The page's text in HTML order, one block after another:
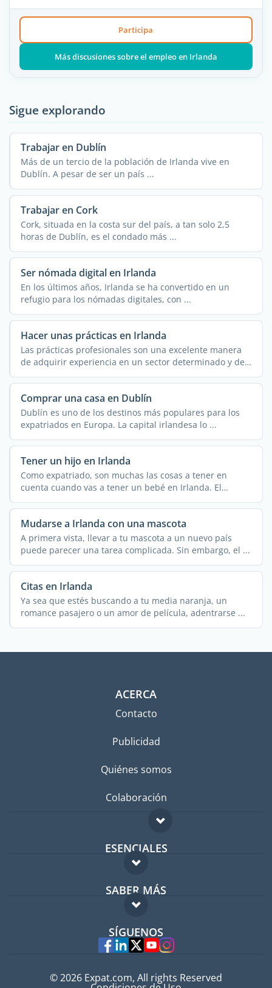
Participa
Más discusiones sobre el empleo en Irlanda
Sigue explorando
Trabajar en Dublín
Más de un tercio de la población de Irlanda vive en
Dublín. A pesar de ser un país ...
Trabajar en Cork
Cork, situada en la costa sur del país, a tan solo 2,5
horas de Dublín, es el condado más ...
Ser nómada digital en Irlanda
En los últimos años, Irlanda se ha convertido en un
refugio para los nómadas digitales, con ...
Hacer unas prácticas en Irlanda
Las prácticas profesionales son una excelente manera
de adquirir experiencia en un sector determinado y de
...
Comprar una casa en Dublín
Dublín es uno de los destinos más populares para los
expatriados en Europa. La capital irlandesa lo ...
Tener un hijo en Irlanda
Como expatriado, son muchas las cosas a tener en
cuenta cuando vas a tener un bebé en Irlanda. El
entorno ...
Mudarse a Irlanda con una mascota
A primera vista, llevar a tu mascota a un nuevo país
puede parecer una tarea complicada. Sin embargo, el ...
Citas en Irlanda
Ya sea que estés buscando a tu media naranja, un
romance pasajero o un amor de película, adentrarse ...
ACERCA
Contacto
Publicidad
Quiénes somos
Colaboración
ESENCIALES
Foro para expatriados
Guía para expatriados
Trabajos en el extranjero
SABER MÁS
FAQ
Expertos
SÍGUENOS
© 2026 Expat.com, All rights Reserved